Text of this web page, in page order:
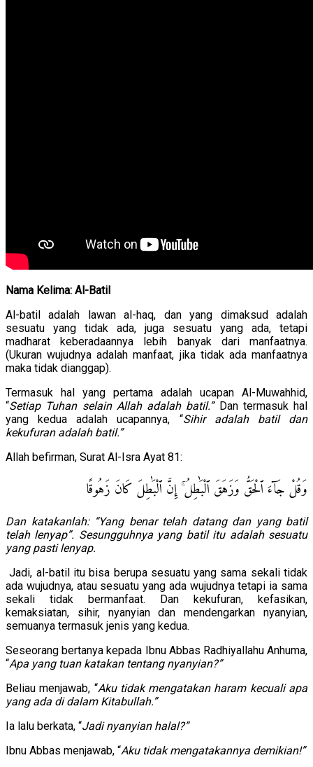
Nama Kelima: Al-Batil
Al-batil adalah lawan al-haq, dan yang dimaksud adalah
sesuatu yang tidak ada, juga sesuatu yang ada, tetapi
madharat keberadaannya lebih banyak dari manfaatnya.
(Ukuran wujudnya adalah manfaat, jika tidak ada manfaatnya
maka tidak dianggap).
Termasuk hal yang pertama adalah ucapan Al-Muwahhid,
“Setiap Tuhan selain Allah adalah batil.”Dan termasuk hal
yang kedua adalah ucapannya, “Sihir adalah batil dan
kekufuran adalah batil.”
Allah befirman, Surat Al-Isra Ayat 81:
وَقُلْ جَآءَ ٱلْحَقُّ وَزَهَقَ ٱلْبَٰطِلُ ۚ إِنَّ ٱلْبَٰطِلَ كَانَ زَهُوقًا
Dan katakanlah: “Yang benar telah datang dan yang batil
telah lenyap”. Sesungguhnya yang batil itu adalah sesuatu
yang pasti lenyap.
Jadi, al-batil itu bisa berupa sesuatu yang sama sekali tidak
ada wujudnya, atau sesuatu yang ada wujudnya tetapi ia sama
sekali tidak bermanfaat. Dan kekufuran, kefasikan,
kemaksiatan, sihir, nyanyian dan mendengarkan nyanyian,
semuanya termasuk jenis yang kedua.
Seseorang bertanya kepada Ibnu Abbas Radhiyallahu Anhuma,
“Apa yang tuan katakan tentang nyanyian?”
Beliau menjawab, “Aku tidak mengatakan haram kecuali apa
yang ada di dalam Kitabullah.”
Ia lalu berkata, “Jadi nyanyian halal?”
Ibnu Abbas menjawab, “Aku tidak mengatakannya demikian!”